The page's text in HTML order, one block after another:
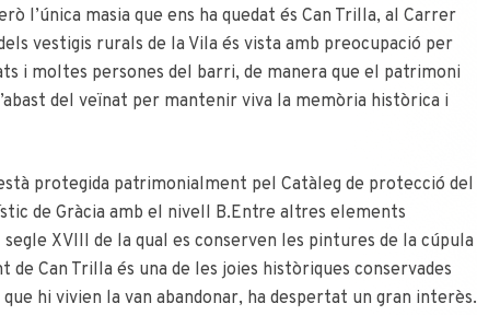
l’única masia que ens ha quedat és Can Trilla, al Carrer
vestigis rurals de la Vila és vista amb preocupació per
i moltes persones del barri, de manera que el patrimoni
del veïnat per mantenir viva la memòria històrica i
protegida patrimonialment pel Catàleg de protecció del
de Gràcia amb el nivell B.Entre altres elements
XVIII de la qual es conserven les pintures de la cúpula
Can Trilla és una de les joies històriques conservades
hi vivien la van abandonar, ha despertat un gran interès.